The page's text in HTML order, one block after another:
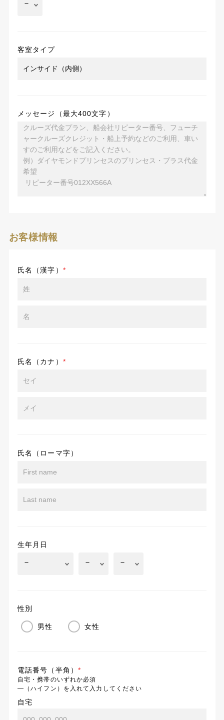
客室タイプ
メッセージ（最大400文字）
お客様情報
氏名（漢字） *
氏名（カナ） *
氏名（ローマ字）
生年月日
性別
男性 女性
電話番号（半角） *
自宅・携帯のいずれか必須
―（ハイフン）を入れて入力してください
自宅